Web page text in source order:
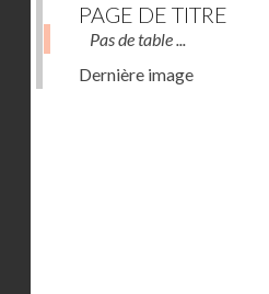
PAGE DE TITRE
Pas de table ...
Dernière image